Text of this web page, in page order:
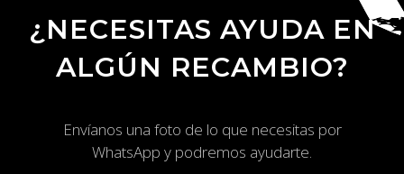
¿NECESITAS AYUDA EN
ALGÚN RECAMBIO?
Envíanos una foto de lo que necesitas por
WhatsApp y podremos ayudarte.